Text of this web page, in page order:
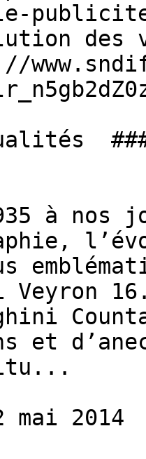
Veyron
et